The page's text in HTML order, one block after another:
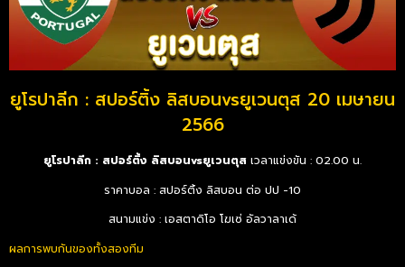
ยูโรปาลีก : สปอร์ติ้ง ลิสบอนvsยูเวนตุส 20 เมษายน
2566
ยูโรปาลีก : สปอร์ติ้ง ลิสบอนvsยูเวนตุส เวลาแข่งขัน : 02.00 น.
ราคาบอล : สปอร์ติ้ง ลิสบอน ต่อ ปป -10
สนามแข่ง : เอสตาดิโอ โฆเซ่ อัลวาลาเด้
ผลการพบกันของทั้งสองทีม